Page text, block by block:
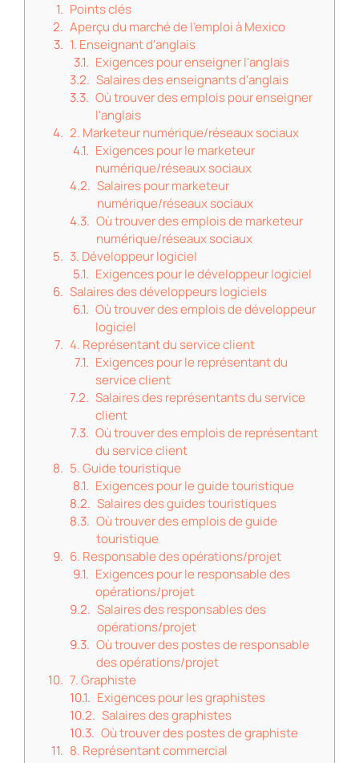
Points clés
Aperçu du marché de l'emploi à Mexico
1. Enseignant d'anglais
Exigences pour enseigner l'anglais
Salaires des enseignants d'anglais
Où trouver des emplois pour enseigner
l'anglais
2. Marketeur numérique/réseaux sociaux
Exigences pour le marketeur
numérique/réseaux sociaux
Salaires pour marketeur
numérique/réseaux sociaux
Où trouver des emplois de marketeur
numérique/réseaux sociaux
3. Développeur logiciel
Exigences pour le développeur logiciel
Salaires des développeurs logiciels
Où trouver des emplois de développeur
logiciel
4. Représentant du service client
Exigences pour le représentant du
service client
Salaires des représentants du service
client
Où trouver des emplois de représentant
du service client
5. Guide touristique
Exigences pour le guide touristique
Salaires des guides touristiques
Où trouver des emplois de guide
touristique
6. Responsable des opérations/projet
Exigences pour le responsable des
opérations/projet
Salaires des responsables des
opérations/projet
Où trouver des postes de responsable
des opérations/projet
7. Graphiste
Exigences pour les graphistes
Salaires des graphistes
Où trouver des postes de graphiste
8. Représentant commercial